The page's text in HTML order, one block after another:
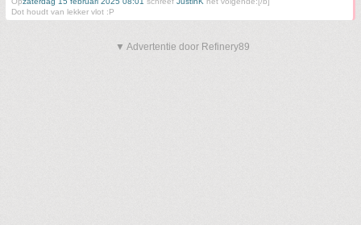
Dot houdt van lekker vlot :P
▼ Advertentie door Refinery89